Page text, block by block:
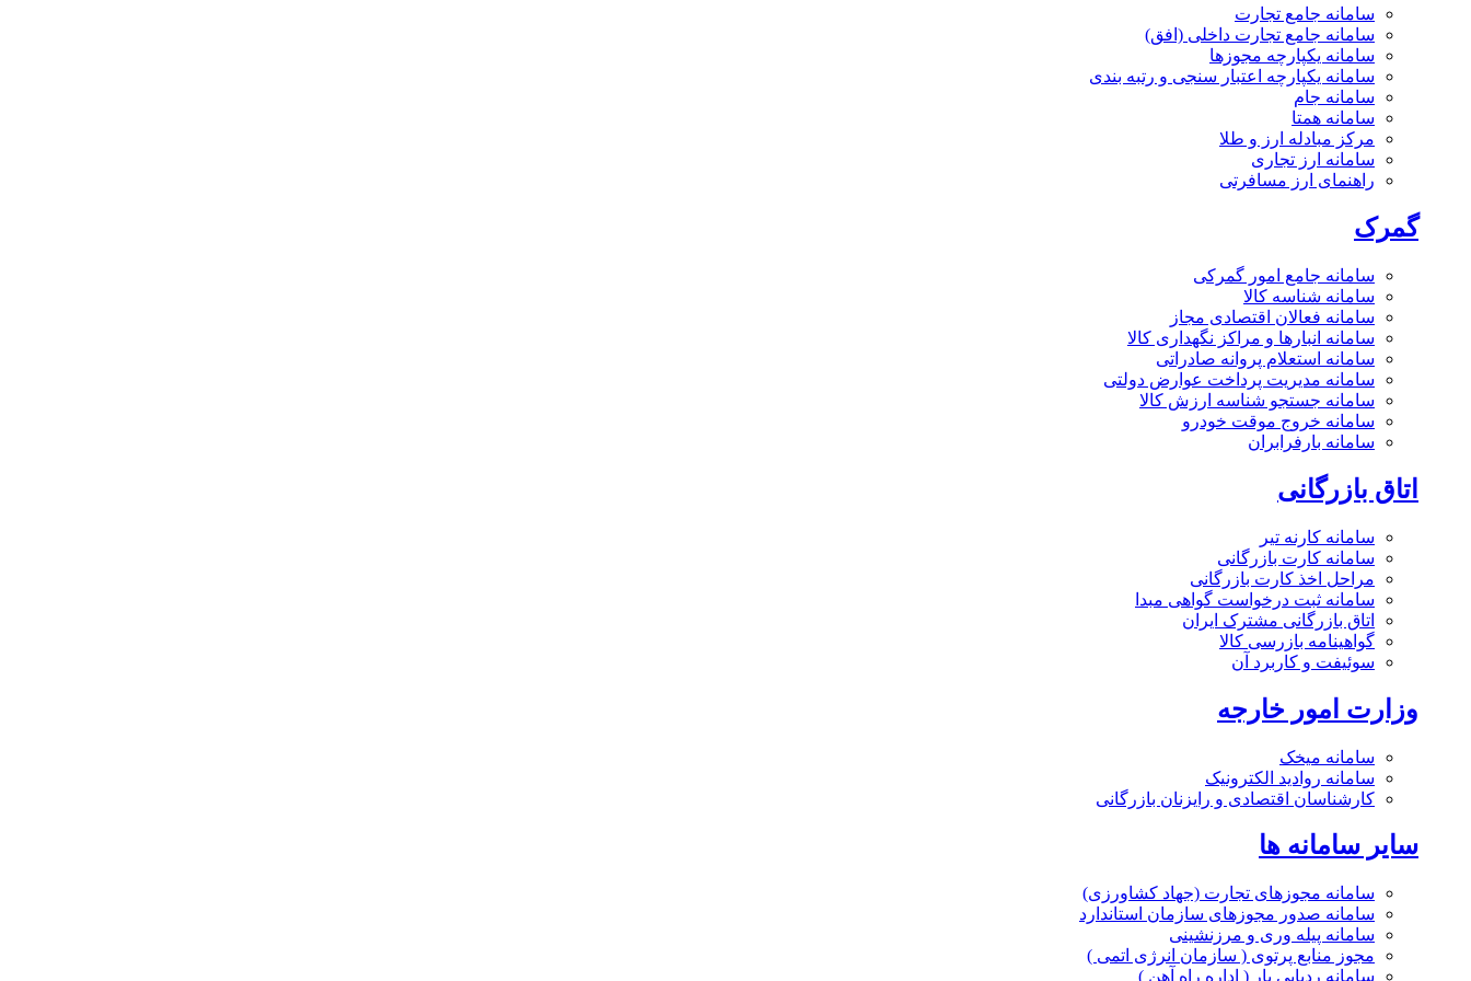
سامانه جامع تجارت
سامانه جامع تجارت داخلی (افق)
سامانه یکپارچه مجوزها
سامانه یکپارچه اعتبار سنجی و رتبه بندی
سامانه جام
سامانه همتا
مرکز مبادله ارز و طلا
سامانه ارز تجاری
راهنمای ارز مسافرتی
گمرک
سامانه جامع امور گمرکی
سامانه شناسه کالا
سامانه فعالان اقتصادی مجاز
سامانه انبارها و مراکز نگهداری کالا
سامانه استعلام پروانه صادراتی
سامانه مدیریت پرداخت عوارض دولتی
سامانه جستجو شناسه ارزش کالا
سامانه خروج موقت خودرو
سامانه بارفرابران
اتاق بازرگانی
سامانه کارنه تیر
سامانه کارت بازرگانی
مراحل اخذ کارت بازرگانی
سامانه ثبت درخواست گواهی مبدا
اتاق بازرگانی مشترک ایران
گواهینامه بازرسی کالا
سوئیفت و کاربرد آن
وزارت امور خارجه
سامانه میخک
سامانه روادید الکترونیک
کارشناسان اقتصادی و رایزنان بازرگانی
سایر سامانه ها
سامانه مجوزهای تجارت (جهاد کشاورزی)
سامانه صدور مجوزهای سازمان استاندارد
سامانه پیله وری و مرزنشینی
مجوز منابع پرتوی ( سازمان انرژی اتمی )
سامانه ردیابی بار ( اداره راه آهن )